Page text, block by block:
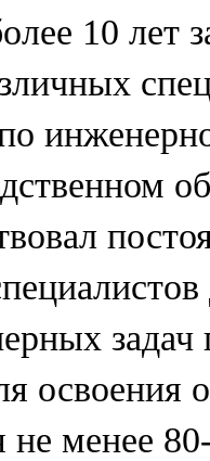
10 лет
по
задач
освоения
не менее